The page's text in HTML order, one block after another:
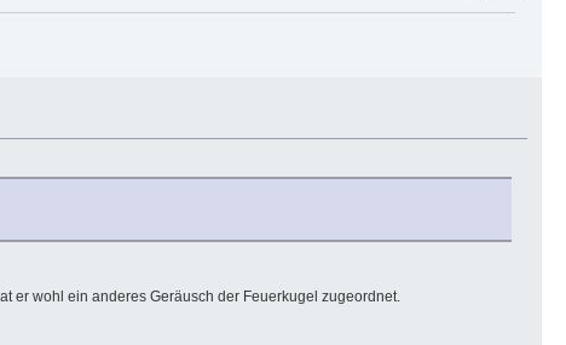
er wohl ein anderes Geräusch der Feuerkugel zugeordnet.